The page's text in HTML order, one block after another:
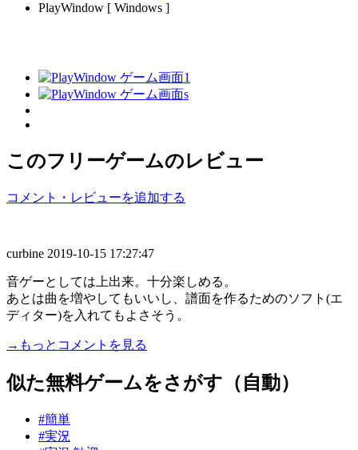
PlayWindow [ Windows ]
このフリーゲームのレビュー
コメント・レビューを追加する
curbine 2019-10-15 17:27:47
音ゲーとしては上出来。十分楽しめる。
あとは曲を増やしてもいいし、譜面を作るためのソフト(エ
ディター)を入れてもよさそう。
→もっとコメントを見る
似た無料ゲームをさがす（自動）
#簡単
#実況